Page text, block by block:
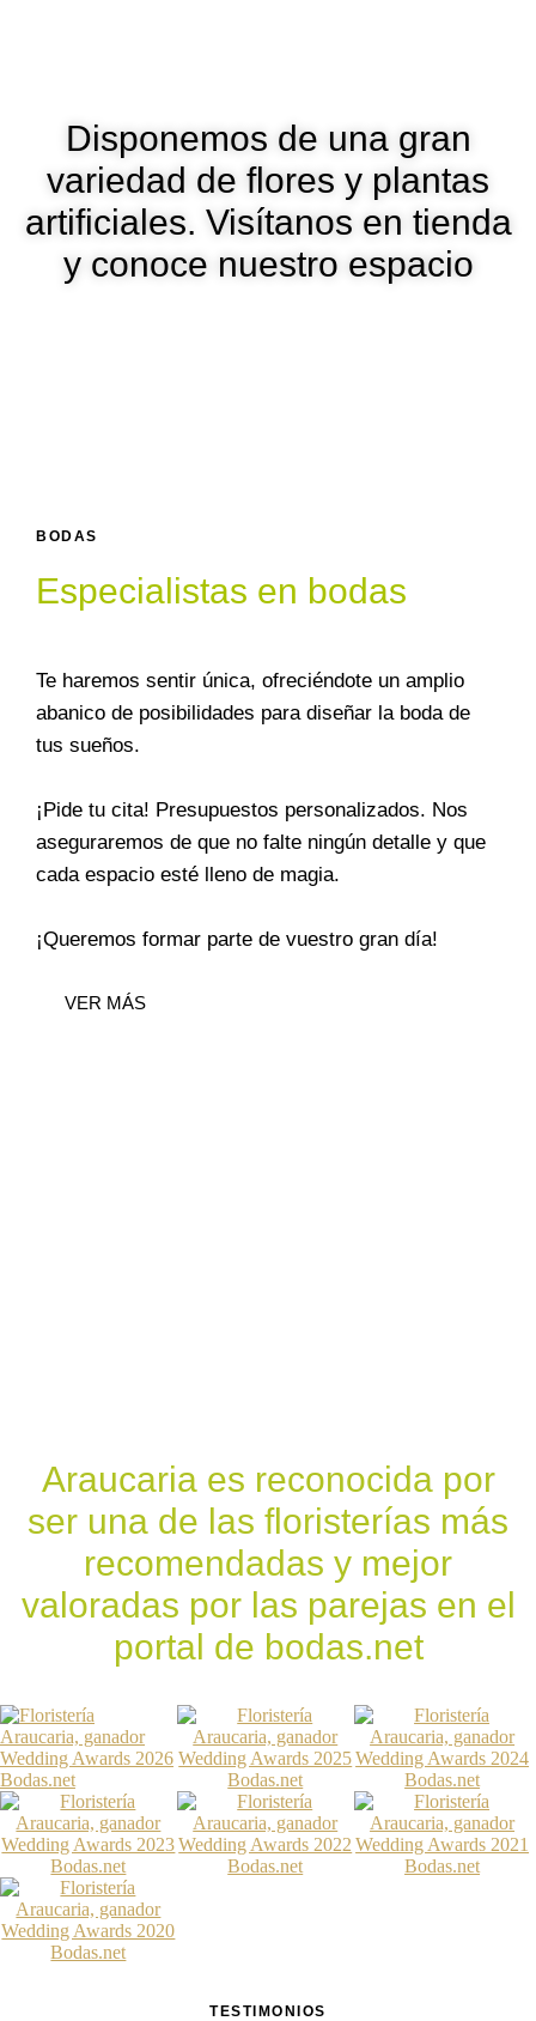
Disponemos de una gran
variedad de flores y plantas
artificiales. Visítanos en tienda
y conoce nuestro espacio
BODAS
Especialistas en bodas
Te haremos sentir única, ofreciéndote un amplio
abanico de posibilidades para diseñar la boda de
tus sueños.
¡Pide tu cita! Presupuestos personalizados. Nos
aseguraremos de que no falte ningún detalle y que
cada espacio esté lleno de magia.
¡Queremos formar parte de vuestro gran día!
VER MÁS
Araucaria es reconocida por
ser una de las floristerías más
recomendadas y mejor
valoradas por las parejas en el
portal de bodas.net
TESTIMONIOS